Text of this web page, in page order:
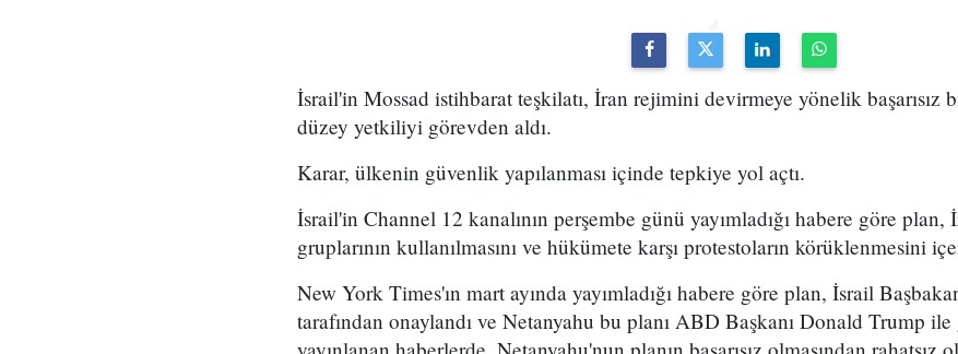
İsrail'in Mossad istihbarat teşkilatı, İran rejimini devirmeye yönelik başarısız
düzey yetkiliyi görevden aldı.
Karar, ülkenin güvenlik yapılanması içinde tepkiye yol açtı.
İsrail'in Channel 12 kanalının perşembe günü yayımladığı habere göre plan,
gruplarının kullanılmasını ve hükümete karşı protestoların körüklenmesini
New York Times'ın mart ayında yayımladığı habere göre plan, İsrail
tarafından onaylandı ve Netanyahu bu planı ABD Başkanı Donald Trump
yayınlanan haberlerde, Netanyahu'nun planın başarısız olmasından rahatsız